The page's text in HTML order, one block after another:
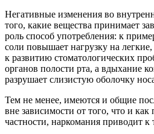
Негативные изменения во
того, какие вещества принимает
роль способ употребления: к
соли повышает нагрузку на
к развитию стоматологических
органов полости рта, а вдыхание
разрушает слизистую оболочку
Тем не менее, имеются и общие
вне зависимости от того, что и
частности, наркомания приводит